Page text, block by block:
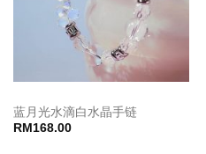
蓝月光水滴白水晶手链
RM 168.00